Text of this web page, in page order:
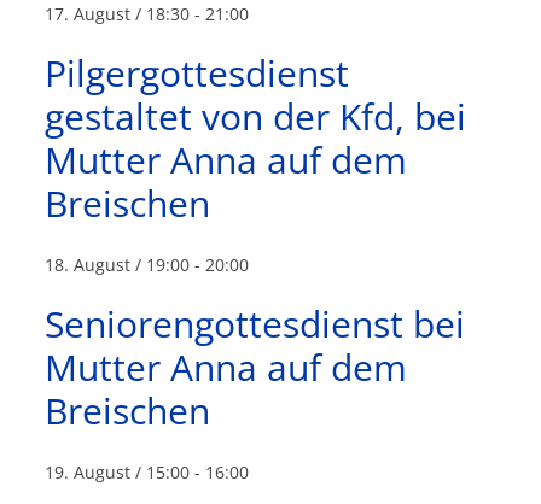
17. August / 18:30 - 21:00
Pilgergottesdienst
gestaltet von der Kfd, bei
Mutter Anna auf dem
Breischen
18. August / 19:00 - 20:00
Seniorengottesdienst bei
Mutter Anna auf dem
Breischen
19. August / 15:00 - 16:00